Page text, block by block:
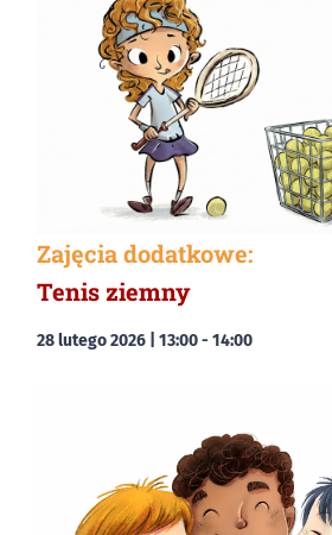
Zajęcia dodatkowe:
Tenis ziemny
28 lutego 2026 | 13:00- 14:00